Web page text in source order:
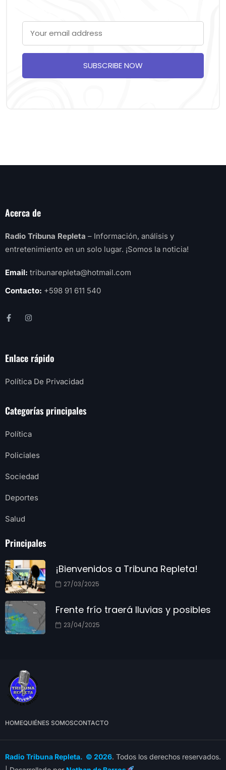
SUBSCRIBE NOW
Acerca de
Radio Tribuna Repleta – Información, análisis y
entretenimiento en un solo lugar. ¡Somos la noticia!
Email: tribunarepleta@hotmail.com
Contacto: +598 91 611 540
Enlace rápido
Política De Privacidad
Categorías principales
Política
Policiales
Sociedad
Deportes
Salud
Principales
¡Bienvenidos a Tribuna Repleta!
27/03/2025
Frente frío traerá lluvias y posibles
23/04/2025
HOMEQUIÉNES SOMOSCONTACTO
Radio Tribuna Repleta. © 2026. Todos los derechos reservados.